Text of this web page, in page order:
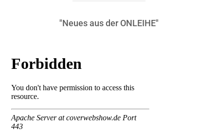
"Neues aus der ONLEIHE"